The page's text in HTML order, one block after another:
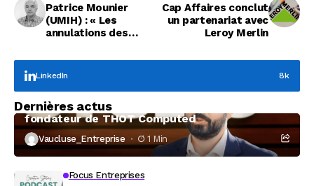
Patrice Mounier
(UMIH) : « Les
annulations des
hôtelières explosent
»
Cap Affaires conclut
un partenariat avec
Leroy Merlin
LinkedIn 8k
Dernières actus
À la rencontre de Christophe Coeffier, dirigeant
fondateur de THOT Computed
Vaucluse_Entreprise 1 Min
Focus Entreprises